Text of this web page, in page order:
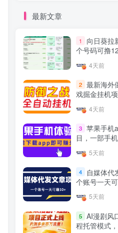
想做项目可以联系虎哥微信
解答并且远程视频教学
Google
教程：虎哥
站赚取美元
TOP2
质博主！
4年前
网易云音乐
官方免费领
领1年
4年前
十大电脑挂机
4年前
TOP5
最新文章
1
向日葵拉
个号码可撸
4天前
2 最新海外
戏掘金挂机
4天前
3 苹果手机
目，一部手
载安装app
5天前
4
自媒体代
个账号一天
5天前
5 AI漫剧风
程托管模式